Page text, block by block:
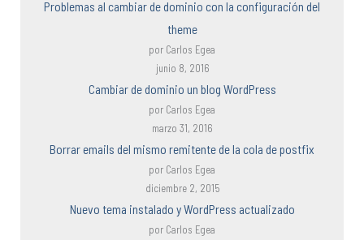
Problemas al cambiar de dominio con la configuración del
theme
por Carlos Egea
junio 8, 2016
Cambiar de dominio un blog WordPress
por Carlos Egea
marzo 31, 2016
Borrar emails del mismo remitente de la cola de postfix
por Carlos Egea
diciembre 2, 2015
Nuevo tema instalado y WordPress actualizado
por Carlos Egea